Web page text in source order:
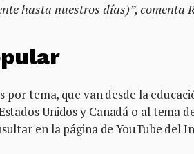
hasta nuestros días)”, comenta
por tema, que van desde la
Unidos y Canadá o al tema
en la página de YouTube del